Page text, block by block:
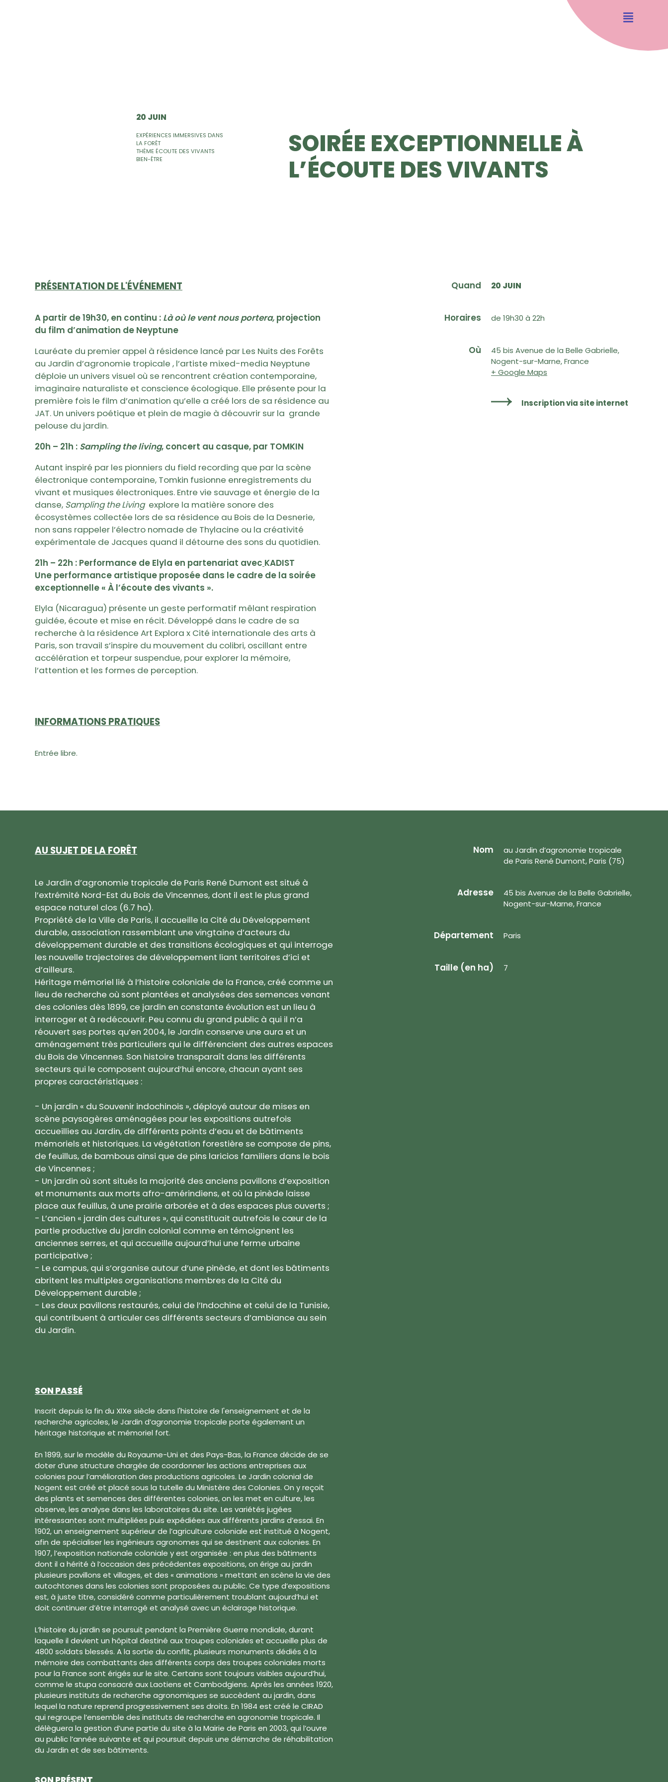
20 JUIN
EXPÉRIENCES IMMERSIVES DANS
LA FORÊT
THÈME ÉCOUTE DES VIVANTS
BIEN-ÊTRE
SOIRÉE EXCEPTIONNELLE À
L’ÉCOUTE DES VIVANTS
PRÉSENTATION DE L'ÉVÉNEMENT
A partir de 19h30, en continu : Là où le vent nous portera, projection
du film d’animation de Neyptune
Lauréate du premier appel à résidence lancé par Les Nuits des Forêts
au Jardin d’agronomie tropicale , l’artiste mixed-media Neyptune
déploie un univers visuel où se rencontrent création contemporaine,
imaginaire naturaliste et conscience écologique. Elle présente pour la
première fois le film d’animation qu’elle a créé lors de sa résidence au
JAT. Un univers poétique et plein de magie à découvrir sur la grande
pelouse du jardin.
20h – 21h : Sampling the living, concert au casque, par TOMKIN
Autant inspiré par les pionniers du field recording que par la scène
électronique contemporaine, Tomkin fusionne enregistrements du
vivant et musiques électroniques. Entre vie sauvage et énergie de la
danse, Sampling the Living explore la matière sonore des
écosystèmes collectée lors de sa résidence au Bois de la Desnerie,
non sans rappeler l’électro nomade de Thylacine ou la créativité
expérimentale de Jacques quand il détourne des sons du quotidien.
21h – 22h : Performance de Elyla en partenariat avec KADIST
Une performance artistique proposée dans le cadre de la soirée
exceptionnelle « À l’écoute des vivants ».
Elyla (Nicaragua) présente un geste performatif mêlant respiration
guidée, écoute et mise en récit. Développé dans le cadre de sa
recherche à la résidence Art Explora x Cité internationale des arts à
Paris, son travail s’inspire du mouvement du colibri, oscillant entre
accélération et torpeur suspendue, pour explorer la mémoire,
l’attention et les formes de perception.
INFORMATIONS PRATIQUES
Entrée libre.
Quand 20 JUIN
Horaires de 19h30 à 22h
Où
45 bis Avenue de la Belle Gabrielle,
Nogent-sur-Marne, France
+ Google Maps
Inscription via site internet
AU SUJET DE LA FORÊT
Le Jardin d’agronomie tropicale de Paris René Dumont est situé à
l’extrémité Nord-Est du Bois de Vincennes, dont il est le plus grand
espace naturel clos (6.7 ha).
Propriété de la Ville de Paris, il accueille la Cité du Développement
durable, association rassemblant une vingtaine d’acteurs du
développement durable et des transitions écologiques et qui interroge
les nouvelle trajectoires de développement liant territoires d’ici et
d’ailleurs.
Héritage mémoriel lié à l’histoire coloniale de la France, créé comme un
lieu de recherche où sont plantées et analysées des semences venant
des colonies dès 1899, ce jardin en constante évolution est un lieu à
interroger et à redécouvrir. Peu connu du grand public à qui il n’a
réouvert ses portes qu’en 2004, le Jardin conserve une aura et un
aménagement très particuliers qui le différencient des autres espaces
du Bois de Vincennes. Son histoire transparaît dans les différents
secteurs qui le composent aujourd’hui encore, chacun ayant ses
propres caractéristiques :
- Un jardin « du Souvenir indochinois », déployé autour de mises en
scène paysagères aménagées pour les expositions autrefois
accueillies au Jardin, de différents points d’eau et de bâtiments
mémoriels et historiques. La végétation forestière se compose de pins,
de feuillus, de bambous ainsi que de pins laricios familiers dans le bois
de Vincennes ;
- Un jardin où sont situés la majorité des anciens pavillons d’exposition
et monuments aux morts afro-amérindiens, et où la pinède laisse
place aux feuillus, à une prairie arborée et à des espaces plus ouverts ;
- L’ancien « jardin des cultures », qui constituait autrefois le cœur de la
partie productive du jardin colonial comme en témoignent les
anciennes serres, et qui accueille aujourd’hui une ferme urbaine
participative ;
- Le campus, qui s’organise autour d’une pinède, et dont les bâtiments
abritent les multiples organisations membres de la Cité du
Développement durable ;
- Les deux pavillons restaurés, celui de l’Indochine et celui de la Tunisie,
qui contribuent à articuler ces différents secteurs d’ambiance au sein
du Jardin.
SON PASSÉ
Inscrit depuis la fin du XIXe siècle dans l'histoire de l'enseignement et de la
recherche agricoles, le Jardin d’agronomie tropicale porte également un
héritage historique et mémoriel fort.
En 1899, sur le modèle du Royaume-Uni et des Pays-Bas, la France décide de se
doter d’une structure chargée de coordonner les actions entreprises aux
colonies pour l’amélioration des productions agricoles. Le Jardin colonial de
Nogent est créé et placé sous la tutelle du Ministère des Colonies. On y reçoit
des plants et semences des différentes colonies, on les met en culture, les
observe, les analyse dans les laboratoires du site. Les variétés jugées
intéressantes sont multipliées puis expédiées aux différents jardins d’essai. En
1902, un enseignement supérieur de l’agriculture coloniale est institué à Nogent,
afin de spécialiser les ingénieurs agronomes qui se destinent aux colonies. En
1907, l’exposition nationale coloniale y est organisée : en plus des bâtiments
dont il a hérité à l’occasion des précédentes expositions, on érige au jardin
plusieurs pavillons et villages, et des « animations » mettant en scène la vie des
autochtones dans les colonies sont proposées au public. Ce type d’expositions
est, à juste titre, considéré comme particulièrement troublant aujourd’hui et
doit continuer d’être interrogé et analysé avec un éclairage historique.
L’histoire du jardin se poursuit pendant la Première Guerre mondiale, durant
laquelle il devient un hôpital destiné aux troupes coloniales et accueille plus de
4800 soldats blessés. A la sortie du conflit, plusieurs monuments dédiés à la
mémoire des combattants des différents corps des troupes coloniales morts
pour la France sont érigés sur le site. Certains sont toujours visibles aujourd’hui,
comme le stupa consacré aux Laotiens et Cambodgiens. Après les années 1920,
plusieurs instituts de recherche agronomiques se succèdent au jardin, dans
lequel la nature reprend progressivement ses droits. En 1984 est créé le CIRAD
qui regroupe l’ensemble des instituts de recherche en agronomie tropicale. Il
délèguera la gestion d’une partie du site à la Mairie de Paris en 2003, qui l’ouvre
au public l’année suivante et qui poursuit depuis une démarche de réhabilitation
du Jardin et de ses bâtiments.
Nom
au Jardin d’agronomie tropicale
de Paris René Dumont, Paris (75)
Adresse
45 bis Avenue de la Belle Gabrielle,
Nogent-sur-Marne, France
Département Paris
Taille (en ha) 7